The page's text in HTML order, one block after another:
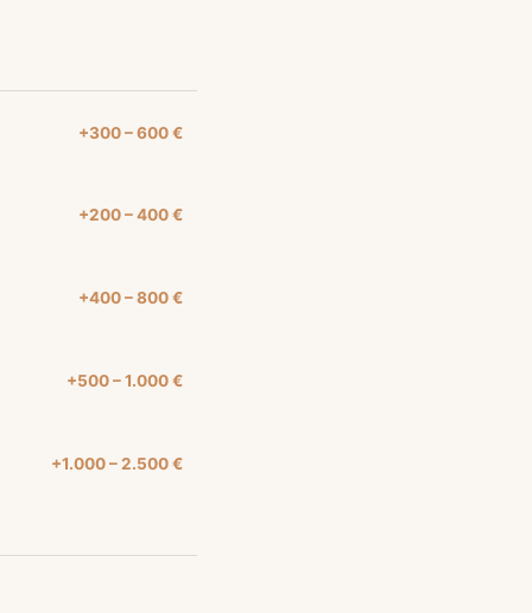
+300 – 600 €
+200 – 400 €
+400 – 800 €
+500 – 1.000 €
+1.000 – 2.500 €